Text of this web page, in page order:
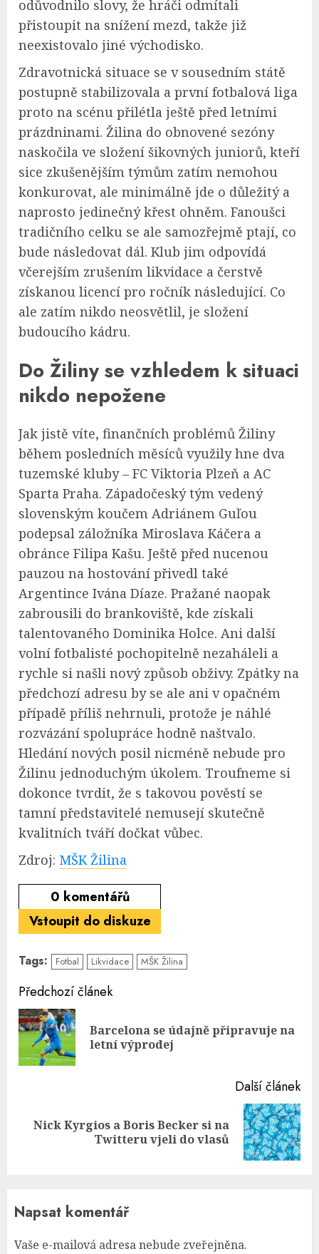
odůvodnilo slovy, že hráči odmítali
přistoupit na snížení mezd, takže již
neexistovalo jiné východisko.
Zdravotnická situace se v sousedním státě
postupně stabilizovala a první fotbalová liga
proto na scénu přilétla ještě před letními
prázdninami. Žilina do obnovené sezóny
naskočila ve složení šikovných juniorů, kteří
sice zkušenějším týmům zatím nemohou
konkurovat, ale minimálně jde o důležitý a
naprosto jedinečný křest ohněm. Fanoušci
tradičního celku se ale samozřejmě ptají, co
bude následovat dál. Klub jim odpovídá
včerejším zrušením likvidace a čerstvě
získanou licencí pro ročník následující. Co
ale zatím nikdo neosvětlil, je složení
budoucího kádru.
Do Žiliny se vzhledem k situaci
nikdo nepožene
Jak jistě víte, finančních problémů Žiliny
během posledních měsíců využily hne dva
tuzemské kluby – FC Viktoria Plzeň a AC
Sparta Praha. Západočeský tým vedený
slovenským koučem Adriánem Guľou
podepsal záložníka Miroslava Káčera a
obránce Filipa Kašu. Ještě před nucenou
pauzou na hostování přivedl také
Argentince Ivána Díaze. Pražané naopak
zabrousili do brankoviště, kde získali
talentovaného Dominika Holce. Ani další
volní fotbalisté pochopitelně nezaháleli a
rychle si našli nový způsob obživy. Zpátky na
předchozí adresu by se ale ani v opačném
případě příliš nehrnuli, protože je náhlé
rozvázání spolupráce hodně naštvalo.
Hledání nových posil nicméně nebude pro
Žilinu jednoduchým úkolem. Troufneme si
dokonce tvrdit, že s takovou pověstí se
tamní představitelé nemusejí skutečně
kvalitních tváří dočkat vůbec.
Zdroj: MŠK Žilina
0 komentářů
Vstoupit do diskuze
Tags: Fotbal Likvidace MŠK Žilina
Continue
Reading
Předchozí článek
Barcelona se údajně připravuje na
letní výprodej
Další článek
Next
Nick Kyrgios a Boris Becker si na
Twitteru vjeli do vlasů
Napsat komentář
Vaše e-mailová adresa nebude zveřejněna.